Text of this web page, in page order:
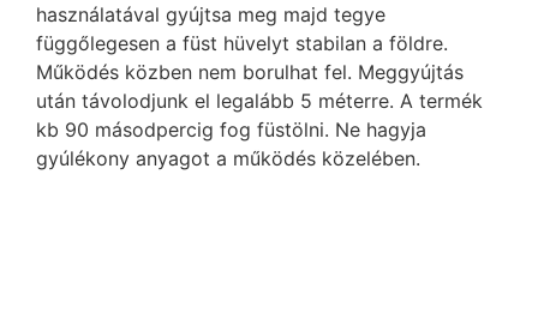
használatával gyújtsa meg majd tegye
függőlegesen a füst hüvelyt stabilan a földre.
Működés közben nem borulhat fel. Meggyújtás
után távolodjunk el legalább 5 méterre. A termék
kb 90 másodpercig fog füstölni. Ne hagyja
gyúlékony anyagot a működés közelében.